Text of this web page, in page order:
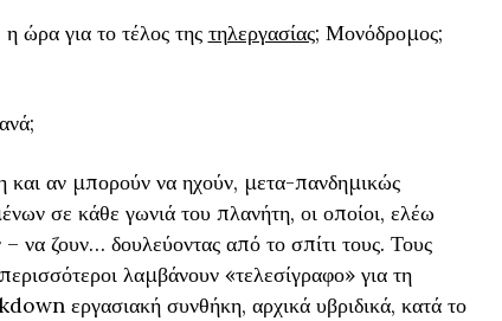
ώρα για το τέλος της τηλεργασίας; Μονόδρομος;
και αν μπορούν να ηχούν, μετα-πανδημικώς
σε κάθε γωνιά του πλανήτη, οι οποίοι, ελέω
να ζουν… δουλεύοντας από το σπίτι τους. Τους
λαμβάνουν «τελεσίγραφο» για τη
εργασιακή συνθήκη, αρχικά υβριδικά, κατά το